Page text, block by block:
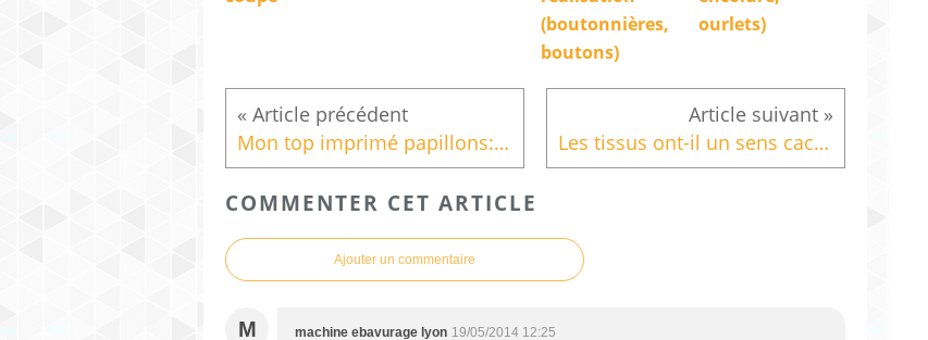
(boutonnières,
boutons)
ourlets)
Mon top imprimé papillons: couper un tissu à motifs Les tissus ont-il un sens caché ?
COMMENTER CET ARTICLE
Ajouter un commentaire
M machine ebavurage lyon 19/05/2014 12:25